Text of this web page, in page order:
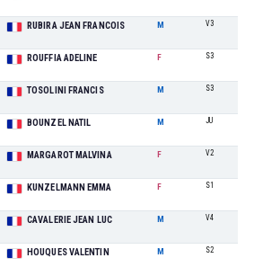
RUBIRA JEAN FRANCOIS M V3
ROUFFIA ADELINE F S3
TOSOLINI FRANCIS M S3
BOUNZEL NATIL M JU
MARGAROT MALVINA F V2
KUNZELMANN EMMA F S1
CAVALERIE JEAN LUC M V4
HOUQUES VALENTIN M S2